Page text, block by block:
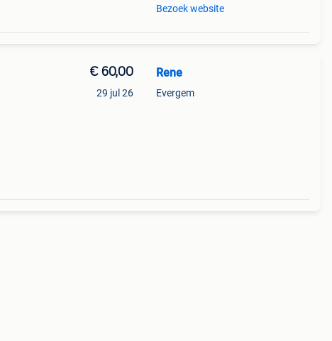
Bezoek website
€ 60,00
29 jul 26
Rene
Evergem